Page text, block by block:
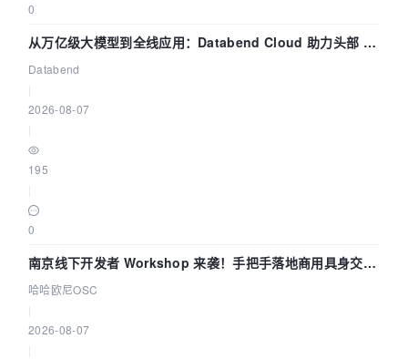
0
从万亿级大模型到全线应用：Databend Cloud 助力头部 AI
企业构建全链路 Trace 数据管道
Databend
2026-08-07
195
0
南京线下开发者 Workshop 来袭！手把手落地商用具身交互
智能 Agent 应用
哈哈欧尼OSC
2026-08-07